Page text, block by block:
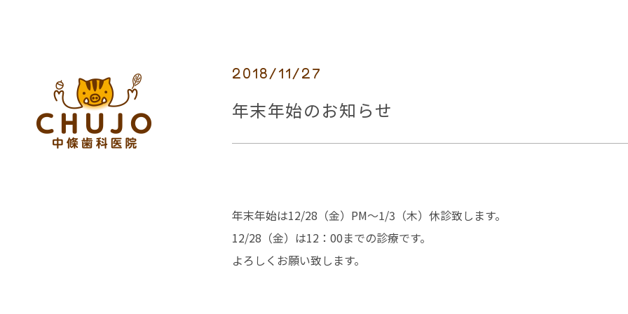
2018/11/27
年末年始のお知らせ
年末年始は12/28（金）PM～1/3（木）休診致します。
12/28（金）は12：00までの診療です。
よろしくお願い致します。